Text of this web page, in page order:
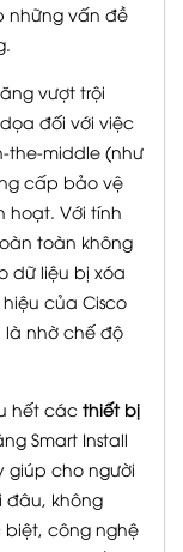
những vấn đề
vượt trội
đối với việc
the-middle (như
cấp bảo vệ
hoạt. Với tính
toàn không
dữ liệu bị xóa
của Cisco
nhờ chế độ
hết các thiết bị
Smart Install
giúp cho người
đâu, không
công nghệ